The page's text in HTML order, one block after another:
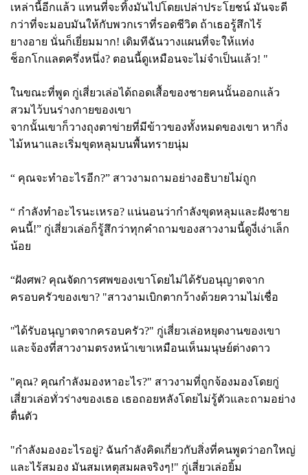
เหล่านี้อีกแล้ว แทนที่จะทิ้งมันไปโดยเปล่าประโยชน์ มันจะดี
กว่าที่จะมอบมันให้กับพวกเราที่รอดชีวิต ถ้าเธอรู้สึกไร้
ยางอาย นั่นก็เยี่ยมมาก! เดิมทีฉันวางแผนที่จะให้แท่ง
ช็อกโกแลตครึ่งหนึ่ง? ตอนนี้ดูเหมือนจะไม่จำเป็นแล้ว! "
ในขณะที่พูด กู่เสี่ยวเล่อได้ถอดเสื้อของชายคนนั้นออกแล้ว
สวมไว้บนร่างกายของเขา
จากนั้นเขาก็วางถุงตาข่ายที่มีข้าวของทั้งหมดของเขา หากิ่ง
ไม้หนาและเริ่มขุดหลุมบนพื้นทรายนุ่ม
“ คุณจะทำอะไรอีก?” สาวงามถามอย่างอธิบายไม่ถูก
“ กำลังทำอะไรนะเหรอ? แน่นอนว่ากำลังขุดหลุมและฝังชาย
คนนี้!” กู่เสี่ยวเล่อก็รู้สึกว่าทุกคำถามของสาวงามนี้ดูงี่เง่าเล็ก
น้อย
“ฝังศพ? คุณจัดการศพของเขาโดยไม่ได้รับอนุญาตจาก
ครอบครัวของเขา? "สาวงามเบิกตากว้างด้วยความไม่เชื่อ
"ได้รับอนุญาตจากครอบครัว?" กู่เสี่ยวเล่อหยุดงานของเขา
และจ้องที่สาวงามตรงหน้าเขาเหมือนเห็นมนุษย์ต่างดาว
"คุณ? คุณกำลังมองหาอะไร?" สาวงามที่ถูกจ้องมองโดยกู่
เสี่ยวเล่อทั่วร่างของเธอ เธอถอยหลังโดยไม่รู้ตัวและถามอย่าง
ตื่นตัว
"กำลังมองอะไรอยู่? ฉันกำลังคิดเกี่ยวกับสิ่งที่คนพูดว่าอกใหญ่
และไร้สมอง มันสมเหตุสมผลจริงๆ!" กู่เสี่ยวเล่อยิ้ม